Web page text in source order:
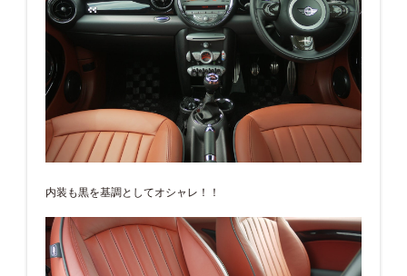
内装も黒を基調としてオシャレ！！